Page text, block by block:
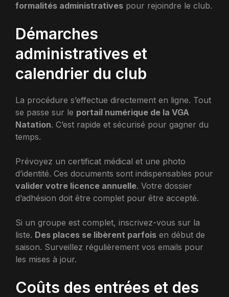
formalités administratives pour rejoindre le club.
Démarches
administratives et
calendrier du club
La procédure s’effectue directement en ligne. Tout
se passe sur le portail numérique de la VGA
Natation. C’est rapide et sécurisé pour gagner du
temps.
Prévoyez un certificat médical et une photo
d’identité. Ces documents sont indispensables pour
valider votre licence annuelle. Votre dossier
d’adhésion doit être complet pour être accepté.
Si un groupe est complet, inscrivez-vous sur la
liste. Des places se libèrent parfois en début de
saison. Surveillez régulièrement vos emails pour
les mises à jour.
Coûts des entrées et des